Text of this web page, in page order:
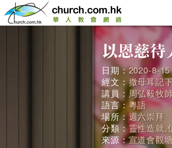
日期：2020-8-15
經文：撒母耳記
講員： 周弘毅牧
語言：粵語
場所：週六崇拜
分類：靈性造就,
來源：宣道會觀